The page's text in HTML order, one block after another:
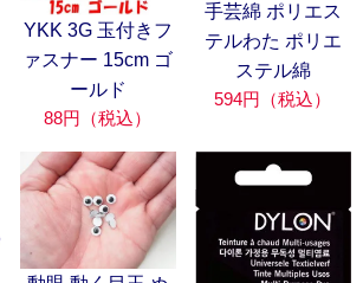
YKK 3G 玉付きフ
ァスナー 15cm ゴ
ールド
88円（税込）
手芸綿 ポリエス
テルわた ポリエ
ステル綿
594円（税込）